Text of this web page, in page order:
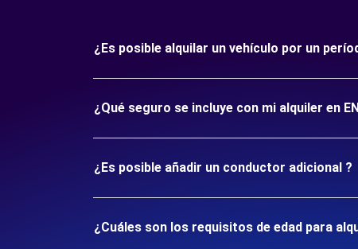
¿Es posible alquilar un vehículo por un
¿Qué seguro se incluye con mi alquiler en
¿Es posible añadir un conductor adicional ?
¿Cuáles son los requisitos de edad para